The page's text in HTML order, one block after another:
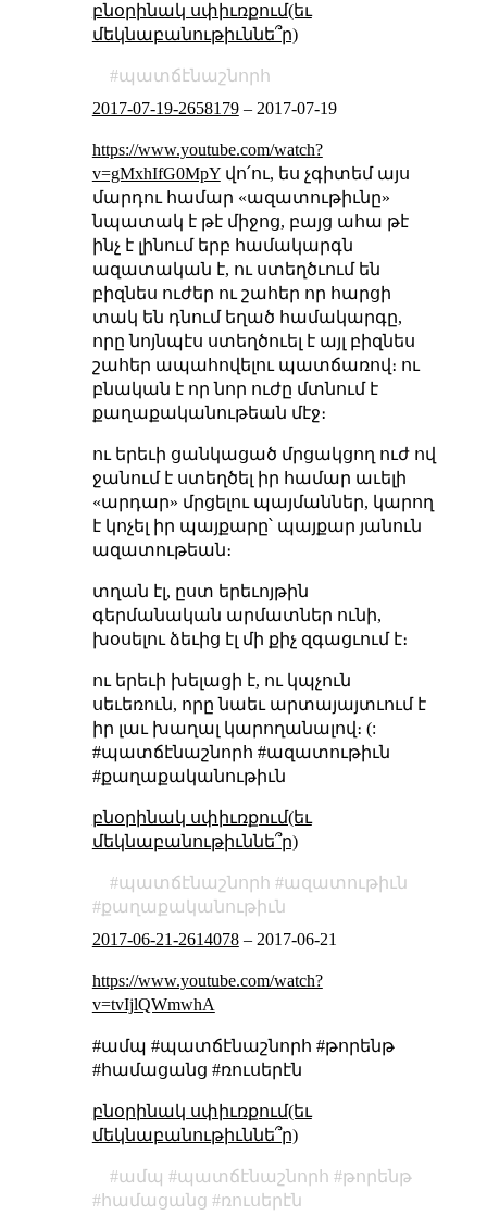
բնօրինակ սփիւռքում(եւ
մեկնաբանութիւննե՞ր)
պատճէնաշնորհ
2017-07-19-2658179– 2017-07-19
https://www.youtube.com/watch?
v=gMxhIfG0MpYվո՛ու, ես չգիտեմ այս
մարդու համար «ազատութիւնը»
նպատակ է թէ միջոց, բայց ահա թէ
ինչ է լինում երբ համակարգն
ազատական է, ու ստեղծւում են
բիզնես ուժեր ու շահեր որ հարցի
տակ են դնում եղած համակարգը,
որը նոյնպէս ստեղծուել է այլ բիզնես
շահեր ապահովելու պատճառով։ ու
բնական է որ նոր ուժը մտնում է
քաղաքականութեան մէջ։
ու երեւի ցանկացած մրցակցող ուժ ով
ջանում է ստեղծել իր համար աւելի
«արդար» մրցելու պայմաններ, կարող
է կոչել իր պայքարը՝ պայքար յանուն
ազատութեան։
տղան էլ, ըստ երեւոյթին
գերմանական արմատներ ունի,
խօսելու ձեւից էլ մի քիչ զգացւում է։
ու երեւի խելացի է, ու կպչուն
սեւեռուն, որը նաեւ արտայայտւում է
իր լաւ խաղալ կարողանալով։ (:
#պատճէնաշնորհ #ազատութիւն
#քաղաքականութիւն
բնօրինակ սփիւռքում(եւ
մեկնաբանութիւննե՞ր)
պատճէնաշնորհ
ազատութիւն
քաղաքականութիւն
2017-06-21-2614078– 2017-06-21
https://www.youtube.com/watch?
v=tvIjlQWmwhA
#ամպ #պատճէնաշնորհ #թորենթ
#համացանց #ռուսերէն
բնօրինակ սփիւռքում(եւ
մեկնաբանութիւննե՞ր)
ամպ պատճէնաշնորհ
թորենթ
համացանց
ռուսերէն